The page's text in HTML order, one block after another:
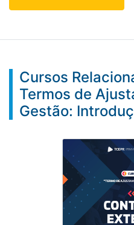
Cursos
Termos de
Gestão: